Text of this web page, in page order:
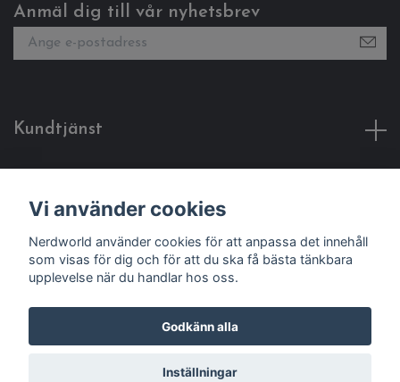
Anmäl dig till vår nyhetsbrev
Kundtjänst
Sociala medier
© 2026 Nerdworld
Vi använder cookies
Nerdworld använder cookies för att anpassa det innehåll
som visas för dig och för att du ska få bästa tänkbara
upplevelse när du handlar hos oss.
Godkänn alla
Inställningar